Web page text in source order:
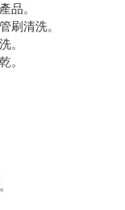
品。
刷清洗。
。
。